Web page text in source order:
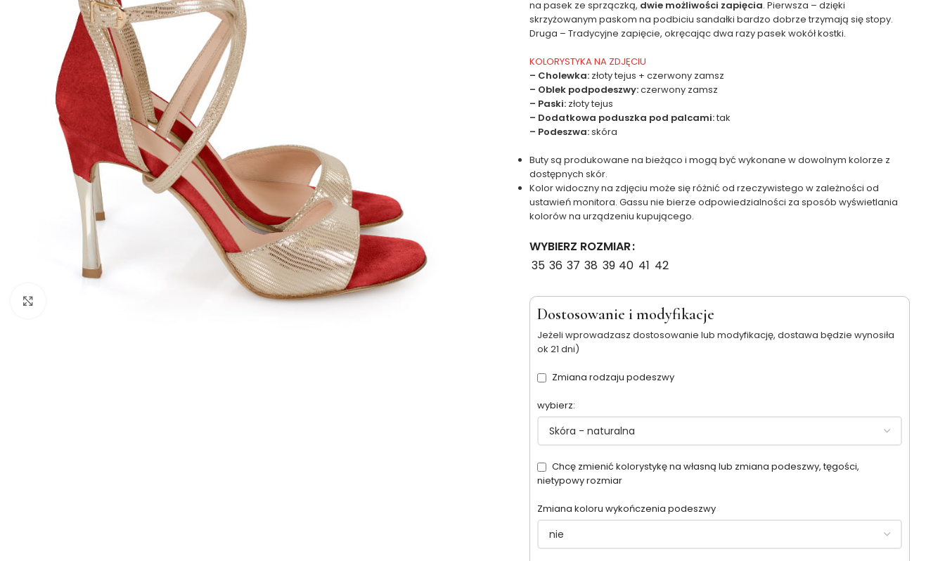
na pasek ze sprzączką, dwie możliwości zapięcia. Pierwsza – dzięki
skrzyżowanym paskom na podbiciu sandałki bardzo dobrze trzymają się stopy.
Druga – Tradycyjne zapięcie, okręcając dwa razy pasek wokół kostki.
KOLORYSTYKA NA ZDJĘCIU
– Cholewka: złoty tejus + czerwony zamsz
– Oblek podpodeszwy:czerwony zamsz
– Paski: złoty tejus
– Dodatkowa poduszka pod palcami:tak
– Podeszwa:skóra
Buty są produkowane na bieżąco i mogą być wykonane w dowolnym kolorze z
dostępnych skór.
Kolor widoczny na zdjęciu może się różnić od rzeczywistego w zależności od
ustawień monitora. Gassu nie bierze odpowiedzialności za sposób wyświetlania
kolorów na urządzeniu kupującego.
WYBIERZ ROZMIAR
35 36 37 38 39 40 41 42
Dostosowanie i modyfikacje
Jeżeli wprowadzasz dostosowanie lub modyfikację, dostawa będzie wynosiła
ok 21 dni)
Zmiana rodzaju podeszwy
wybierz:
Chcę zmienić kolorystykę na własną lub zmiana podeszwy, tęgości,
nietypowy rozmiar
Zmiana koloru wykończenia podeszwy